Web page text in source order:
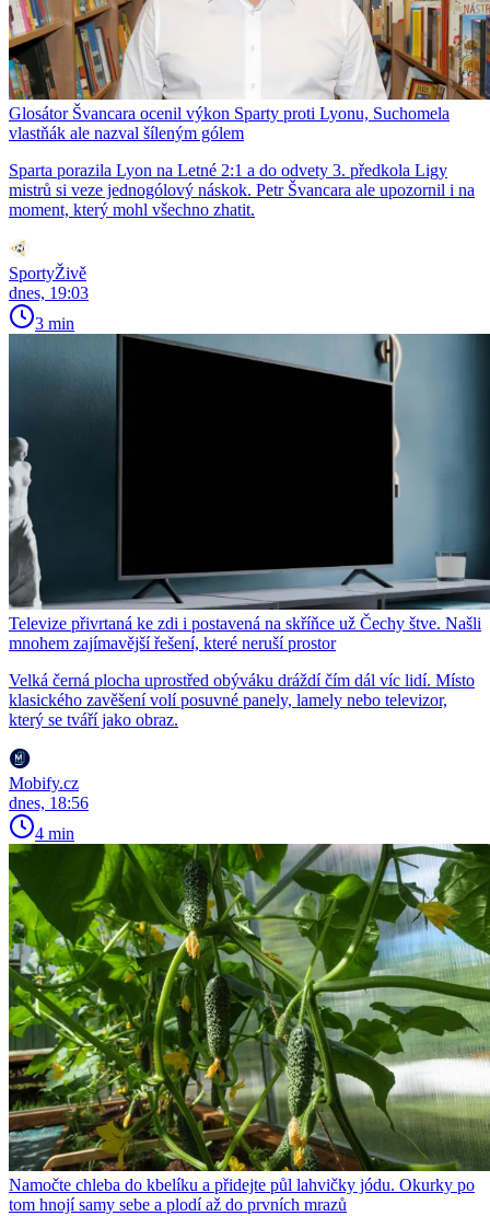
Glosátor Švancara ocenil výkon Sparty proti Lyonu, Suchomela
vlastňák ale nazval šíleným gólem
Sparta porazila Lyon na Letné 2:1 a do odvety 3. předkola Ligy
mistrů si veze jednogólový náskok. Petr Švancara ale upozornil i na
moment, který mohl všechno zhatit.
SportyŽivě
dnes, 19:03
3 min
Televize přivrtaná ke zdi i postavená na skříňce už Čechy štve. Našli
mnohem zajímavější řešení, které neruší prostor
Velká černá plocha uprostřed obýváku dráždí čím dál víc lidí. Místo
klasického zavěšení volí posuvné panely, lamely nebo televizor,
který se tváří jako obraz.
Mobify.cz
dnes, 18:56
4 min
Namočte chleba do kbelíku a přidejte půl lahvičky jódu. Okurky po
tom hnojí samy sebe a plodí až do prvních mrazů